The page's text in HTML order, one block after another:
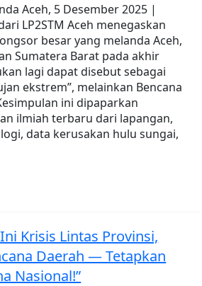
Aceh, 5 Desember 2025 |
LP2STM Aceh menegaskan
besar yang melanda Aceh,
Sumatera Barat pada akhir
lagi dapat disebut sebagai
ekstrem”, melainkan Bencana
ini dipaparkan
ilmiah terbaru dari lapangan,
data kerusakan hulu sungai,
Krisis Lintas Provinsi,
Daerah — Tetapkan
Nasional!”